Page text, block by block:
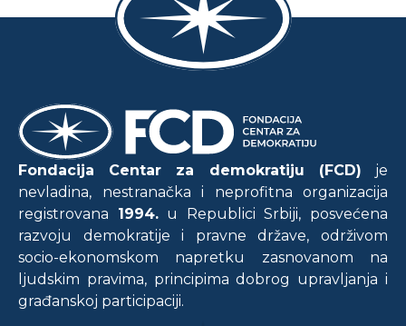
Fondacija Centar za demokratiju (FCD) je
nevladina, nestranačka i neprofitna organizacija
registrovana 1994.u Republici Srbiji, posvećena
razvoju demokratije i pravne države, održivom
socio-ekonomskom napretku zasnovanom na
ljudskim pravima, principima dobrog upravljanja i
građanskoj participaciji.